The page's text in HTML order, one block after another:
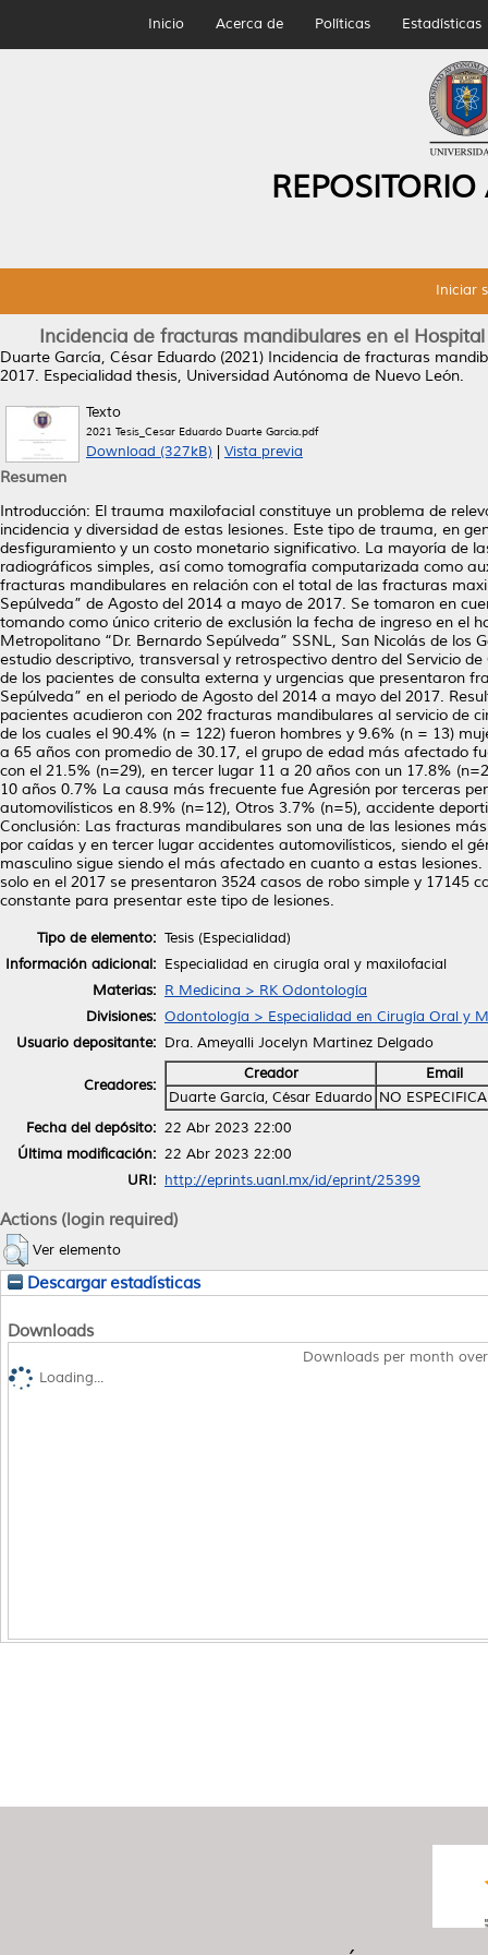
Inicio Acerca de Políticas Estadísticas
Iniciar
Incidencia de fracturas mandibulares en el
Duarte García, César Eduardo (2021) Incidencia de fracturas
2017. Especialidad thesis, Universidad Autónoma de Nuevo León.
Texto
2021 Tesis_Cesar Eduardo Duarte García.pdf
Download (327kB) Vista previa
Resumen
Introducción: El trauma maxilofacial constituye un problema de
incidencia y diversidad de estas lesiones. Este tipo de trauma, en
desfiguramiento y un costo monetario significativo. La mayoría de
radiográficos simples, así como tomografía computarizada como
fracturas mandibulares en relación con el total de las fracturas
Sepúlveda” de Agosto del 2014 a mayo de 2017. Se tomaron en
tomando como único criterio de exclusión la fecha de ingreso en el
Metropolitano “Dr. Bernardo Sepúlveda” SSNL, San Nicolás de
estudio descriptivo, transversal y retrospectivo dentro del Servicio
de los pacientes de consulta externa y urgencias que presentaron
Sepúlveda” en el periodo de Agosto del 2014 a mayo del 2017.
pacientes acudieron con 202 fracturas mandibulares al servicio de
de los cuales el 90.4% (n = 122) fueron hombres y 9.6% (n = 13)
a 65 años con promedio de 30.17, el grupo de edad más afectado
con el 21.5% (n=29), en tercer lugar 11 a 20 años con un 17.8%
10 años 0.7% La causa más frecuente fue Agresión por terceras
automovilísticos en 8.9% (n=12), Otros 3.7% (n=5), accidente
Conclusión: Las fracturas mandibulares son una de las lesiones
por caídas y en tercer lugar accidentes automovilísticos, siendo el
masculino sigue siendo el más afectado en cuanto a estas
solo en el 2017 se presentaron 3524 casos de robo simple y 17145
constante para presentar este tipo de lesiones.
Tipo de elemento: Tesis (Especialidad)
Información adicional: Especialidad en cirugía oral y maxilofacial
Materias: R Medicina > RK Odontología
Divisiones: Odontología > Especialidad en Cirugía Oral y
Usuario depositante: Dra. Ameyalli Jocelyn Martinez Delgado
Creadores:
Creador
Email
Duarte García, César Eduardo NO
Fecha del depósito: 22 Abr 2023 22:00
Última modificación: 22 Abr 2023 22:00
URI: http://eprints.uanl.mx/id/eprint/25399
Actions (login required)
Ver elemento
Descargar estadísticas
Downloads
Downloads per month
Loading...